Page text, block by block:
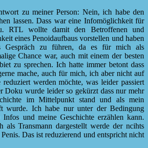
zu meiner Person: Nein, ich habe den
lassen. Dass war eine Infomöglichkeit für
RTL wollte damit den Betroffenen und
eines Penoidaufbaus vorstellen und haben
Gespräch zu führen, da es für mich als
Chance war, auch mit einem der besten
zu sprechen. Ich hatte immer betont dass
mache, auch für mich, ich aber nicht auf
reduziert werden möchte, was leider passiert
Doku wurde leider so gekürzt dass nur mehr
im Mittelpunkt stand und als mein
wurde. Ich habe nur unter der Bedingung
Infos und meine Geschichte erzählen kann.
als Transmann dargestellt werde der ncihts
Das ist reduzierend und entspricht nicht